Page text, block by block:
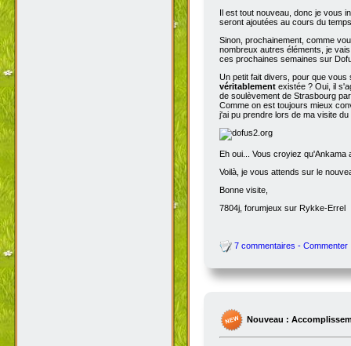
Il est tout nouveau, donc je vous
seront ajoutées au cours du
Sinon, prochainement, comme
nombreux autres éléments, je
ces prochaines semaines sur
Un petit fait divers, pour que vous
véritablement existée ? Oui, il
de soulèvement de Strasbourg
Comme on est toujours mieux
j'ai pu prendre lors de ma visite
Eh oui... Vous croyiez
Voilà, je vous attends sur le
Bonne visite,
7804j, forumjeux sur Rykke-Errel
7 commentaires - Commenter
Nouveau :